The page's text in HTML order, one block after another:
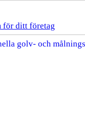
för ditt företag